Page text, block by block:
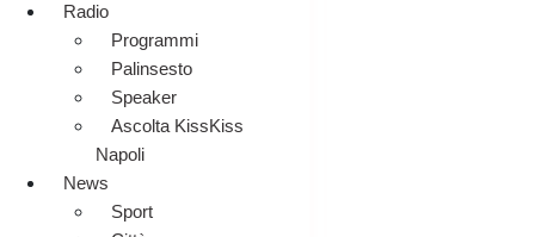
Radio
Programmi
Palinsesto
Speaker
Ascolta KissKiss
Napoli
News
Sport